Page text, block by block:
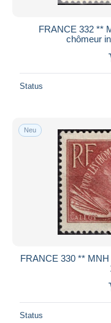
Maestro
Gesamte Auswahl
Wohnsitz des
FRANCE 332 **
chômeur
Status
Neu
FRANCE 330 **
Status